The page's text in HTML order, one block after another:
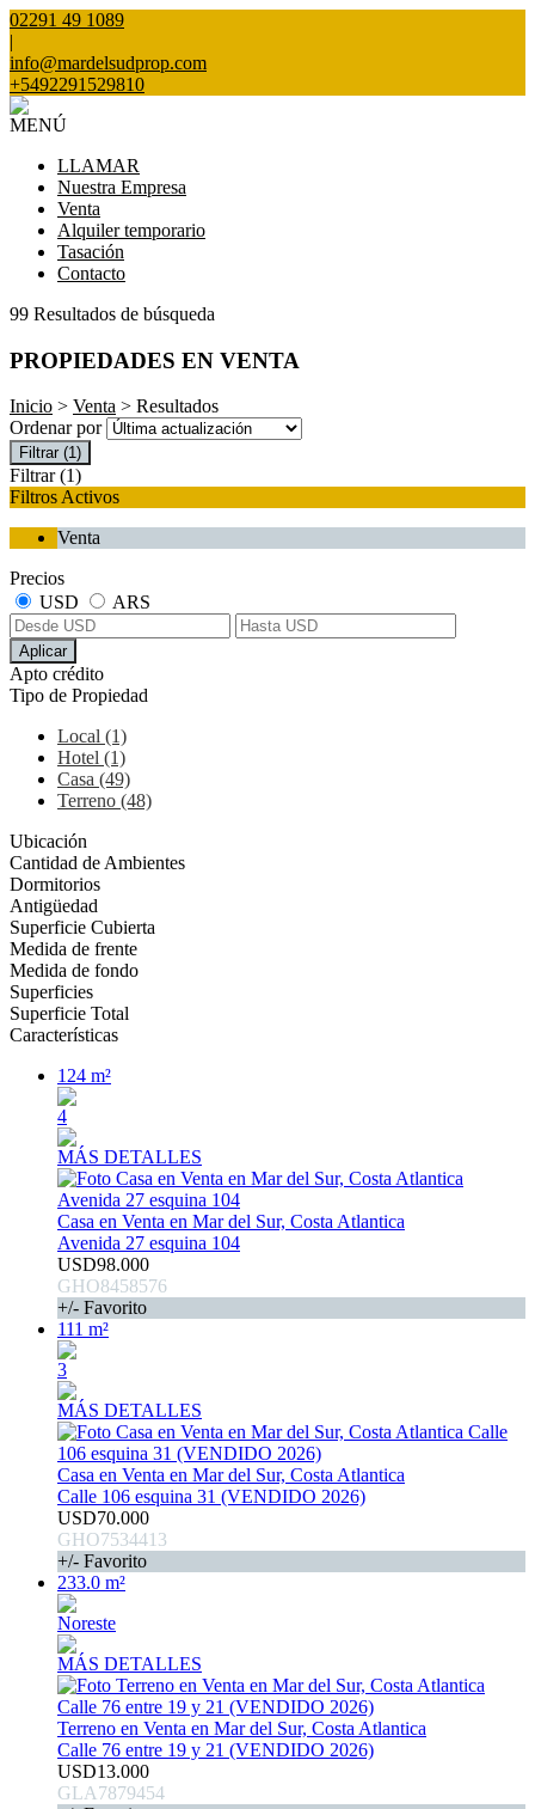
02291 49 1089
|
info@mardelsudprop.com
+5492291529810
MENÚ
LLAMAR
Nuestra Empresa
Venta
Alquiler temporario
Tasación
Contacto
99 Resultados de búsqueda
PROPIEDADES EN VENTA
Inicio > Venta > Resultados
Ordenar por
Filtrar (1)
Filtrar (1)
Filtros Activos
Venta
Precios
USD
ARS
Aplicar
Apto crédito
Tipo de Propiedad
Local (1)
Hotel (1)
Casa (49)
Terreno (48)
Ubicación
Cantidad de Ambientes
Dormitorios
Antigüedad
Superficie Cubierta
Medida de frente
Medida de fondo
Superficies
Superficie Total
Características
124 m²
4
MÁS DETALLES
Casa en Venta en Mar del Sur, Costa Atlantica
Avenida 27 esquina 104
USD98.000
GHO8458576
+/- Favorito
111 m²
3
MÁS DETALLES
Casa en Venta en Mar del Sur, Costa Atlantica
Calle 106 esquina 31 (VENDIDO 2026)
USD70.000
GHO7534413
+/- Favorito
233.0 m²
Noreste
MÁS DETALLES
Terreno en Venta en Mar del Sur, Costa Atlantica
Calle 76 entre 19 y 21 (VENDIDO 2026)
USD13.000
GLA7879454